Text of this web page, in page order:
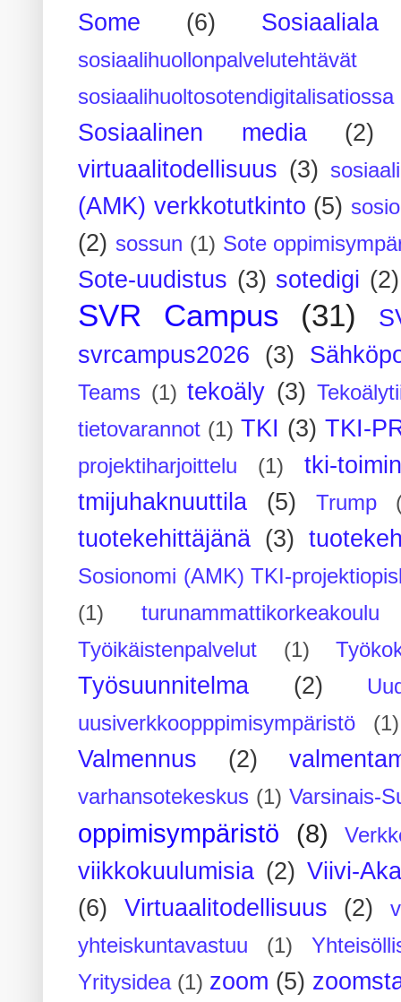
Some (6) Sosiaaliala
sosiaalihuollonpalvelutehtävät
sosiaalihuoltosotendigitalisatiossa
Sosiaalinen media
(2)
virtuaalitodellisuus (3)
(AMK) verkkotutkinto (5)
(2) sossun (1) Sote
Sote-uudistus (3) sotedigi (2)
SVR Campus (31)
svrcampus2026
(3)
Teams (1) tekoäly (3)
tietovarannot (1) TKI (3) TKI-
projektiharjoittelu (1)
tki-
tmijuhaknuuttila
(5) Trump
tuotekehittäjänä (3)
Sosionomi (AMK) TKI-
(1)
turunammattikorkeakoulu
Työikäistenpalvelut
(1)
Työsuunnitelma (2)
uusiverkkoopppimisympäristö
(1)
Valmennus (2)
varhansotekeskus (1) Varsinais-
oppimisympäristö (8)
viikkokuulumisia (2) Viivi-
(6)
Virtuaalitodellisuus (2)
yhteiskuntavastuu
(1)
Yritysidea (1) zoom (5)